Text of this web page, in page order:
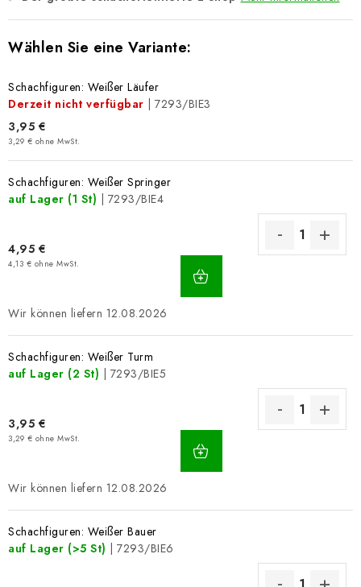
Schachfiguren: Weißer Läufer
Derzeit nicht verfügbar
| 7293/BIE3
3,95 €
3,29 € ohne MwSt.
Schachfiguren: Weißer Springer
auf Lager (1 St) | 7293/BIE4
4,95 €
4,13 € ohne MwSt.
WARENKORB
12.08.2026
Schachfiguren: Weißer Turm
auf Lager (2 St) | 7293/BIE5
3,95 €
3,29 € ohne MwSt.
WARENKORB
12.08.2026
Schachfiguren: Weißer Bauer
auf Lager (>5 St) | 7293/BIE6